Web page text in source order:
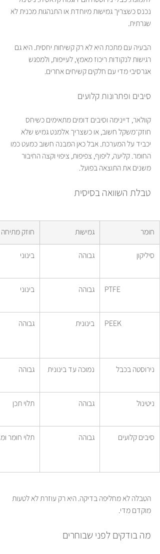
נכנס כשצריך גמישות מיוחדת או התנהגות מכנית לא
שגרתית.
הבעיה עם מתכת היא לא רק קשיחות יחסית. היא גם
רגישות לנקודות ריכוז מאמץ, לעייפות, ולמפגש
אגרסיבי מדי עם חלקים קשיחים אחרים.
סיבים ופתרונות קלועים
קוולאר, דיינימה וסיבים דומים מתאימים כשיחס
חוזק־משקל חשוב, או כשצריך אלמנט גמיש שלא
יכביד על המערכת. אבל כאן המבנה חשוב כמעט כמו
החומר. קליעה, ליפוף, צפיפות, ציפוי וקצה החיבור
משנים את התוצאה בפועל.
טבלת השוואה בסיסית
חומר גמישות חוזק מתיחה
סיליקון גבוהה בינוני
PTFE גבוהה בינוני
PEEK בינונית גבוהה
נירוסטה בכבל נמוכה עד בינונית גבוהה
ניטינול גבוהה תלוי תכן
סיבים קלועים גבוהה תלוי חומר
הטבלה לא מחליפה בדיקה. היא רק עוזרת לא לטעות
מוקדם מדי.
מה בודקים לפני שבוחרים